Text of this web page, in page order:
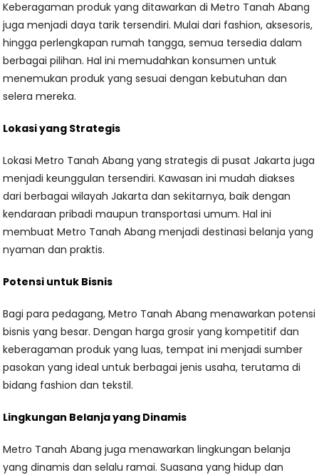
Keberagaman produk yang ditawarkan di Metro Tanah Abang
juga menjadi daya tarik tersendiri. Mulai dari fashion, aksesoris,
hingga perlengkapan rumah tangga, semua tersedia dalam
berbagai pilihan. Hal ini memudahkan konsumen untuk
menemukan produk yang sesuai dengan kebutuhan dan
selera mereka.
Lokasi yang Strategis
Lokasi Metro Tanah Abang yang strategis di pusat Jakarta juga
menjadi keunggulan tersendiri. Kawasan ini mudah diakses
dari berbagai wilayah Jakarta dan sekitarnya, baik dengan
kendaraan pribadi maupun transportasi umum. Hal ini
membuat Metro Tanah Abang menjadi destinasi belanja yang
nyaman dan praktis.
Potensi untuk Bisnis
Bagi para pedagang, Metro Tanah Abang menawarkan potensi
bisnis yang besar. Dengan harga grosir yang kompetitif dan
keberagaman produk yang luas, tempat ini menjadi sumber
pasokan yang ideal untuk berbagai jenis usaha, terutama di
bidang fashion dan tekstil.
Lingkungan Belanja yang Dinamis
Metro Tanah Abang juga menawarkan lingkungan belanja
yang dinamis dan selalu ramai. Suasana yang hidup dan